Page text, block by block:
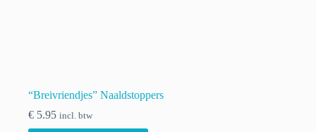
“Breivriendjes” Naaldstoppers
€ 5.95 incl. btw